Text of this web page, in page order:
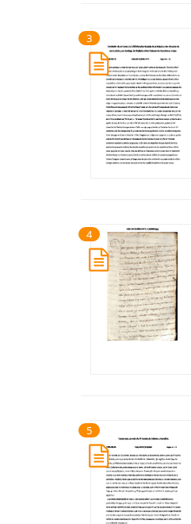
3
4
5